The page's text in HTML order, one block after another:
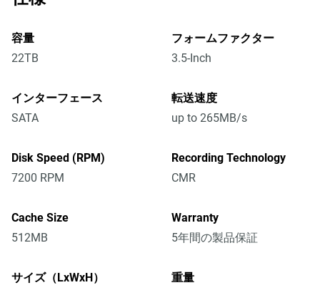
容量
22TB
フォームファクター
3.5-Inch
インターフェース
SATA
転送速度
up to 265MB/s
Disk Speed (RPM)
7200 RPM
Recording Technology
CMR
Cache Size
512MB
Warranty
5年間の製品保証
サイズ（LxWxH）
重量